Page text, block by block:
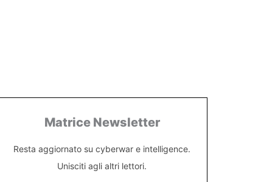
Matrice Newsletter
Resta aggiornato su cyberwar e intelligence.
Unisciti agli altri lettori.